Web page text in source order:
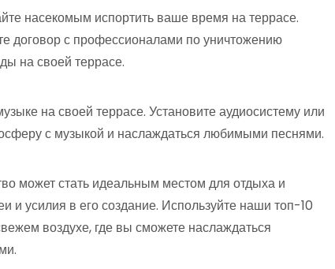
насекомым испортить ваше время на террасе.
договор с профессионалами по уничтожению
на своей террасе.
на своей террасе. Установите аудиосистему или
с музыкой и наслаждаться любимыми песнями.
может стать идеальным местом для отдыха и
и усилия в его создание. Используйте наши топ-10
воздухе, где вы сможете наслаждаться